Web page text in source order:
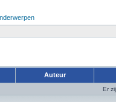
Auteur
Er